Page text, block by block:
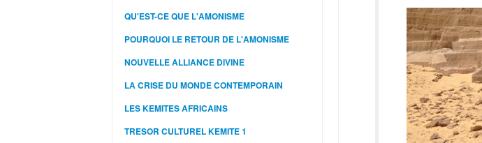
QU'EST-CE QUE L'AMONISME
POURQUOI LE RETOUR DE L'AMONISME
NOUVELLE ALLIANCE DIVINE
LA CRISE DU MONDE CONTEMPORAIN
LES KEMITES AFRICAINS
TRESOR CULTUREL KEMITE 1